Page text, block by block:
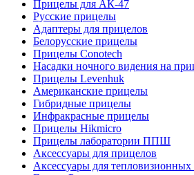
Прицелы для АК-47
Русские прицелы
Адаптеры для прицелов
Белорусские прицелы
Прицелы Conotech
Насадки ночного видения на
Прицелы Levenhuk
Американские прицелы
Гибридные прицелы
Инфракрасные прицелы
Прицелы Hikmicro
Прицелы лаборатории ППШ
Аксессуары для прицелов
Аксессуары для тепловизионных